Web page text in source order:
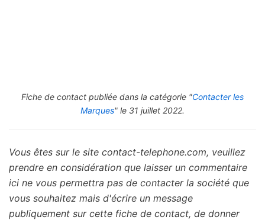
Fiche de contact publiée dans la catégorie "Contacter les
Marques" le 31 juillet 2022.
Vous êtes sur le site contact-telephone.com, veuillez
prendre en considération que laisser un commentaire
ici ne vous permettra pas de contacter la société que
vous souhaitez mais d'écrire un message
publiquement sur cette fiche de contact, de donner